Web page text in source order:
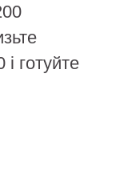
готуйте